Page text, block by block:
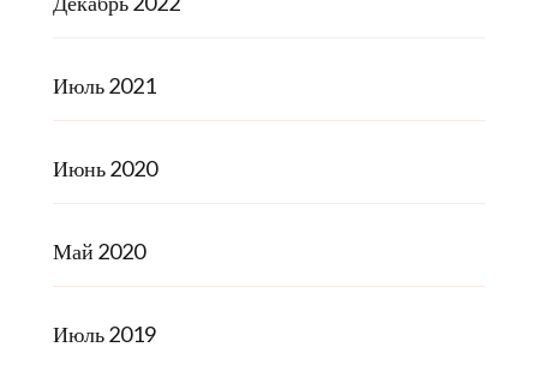
Июль 2021
Июнь 2020
Май 2020
Июль 2019